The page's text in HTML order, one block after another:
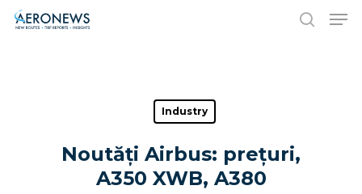
Hit enter to search or ESC to close
Industry
Noutăți Airbus: prețuri,
A350 XWB, A380